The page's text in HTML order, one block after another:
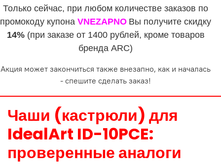
Только сейчас, при любом количестве заказов по
промокоду купона VNEZAPNO Вы получите скидку
14%(при заказе от 1400 рублей, кроме товаров
бренда ARC)
Акция может закончиться также внезапно, как и началась
- спешите сделать заказ!
Чаши (кастрюли) для
IdealArt ID-10PCE:
проверенные аналоги